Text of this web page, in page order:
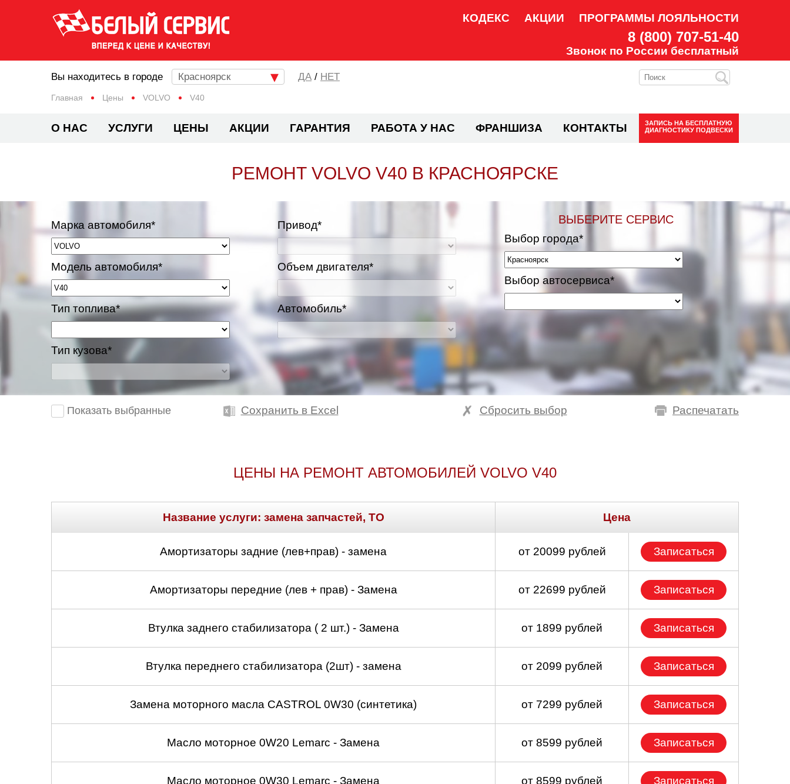
КОДЕКС АКЦИИ ПРОГРАММЫ ЛОЯЛЬНОСТИ
8 (800) 707-51-40
Звонок по России бесплатный
Главная Цены VOLVO V40
Вы находитесь в городе Красноярск / НЕТ
О НАС УСЛУГИ ЦЕНЫ АКЦИИ ГАРАНТИЯ РАБОТА У НАС ФРАНШИЗА КОНТАКТЫ ЗАПИСЬ НА БЕСПЛАТНУЮ
ДИАГНОСТИКУ ПОДВЕСКИ
РЕМОНТ VOLVO V40 В КРАСНОЯРСКЕ
Марка автомобиля*
Модель автомобиля*
Тип топлива*
Тип кузова*
Привод*
Объем двигателя*
Автомобиль*
ВЫБЕРИТЕ СЕРВИС
Выбор города*
Выбор автосервиса*
Показать выбранные Сохранить в Excel Распечатать
Сбросить выбор
ЦЕНЫ НА РЕМОНТ АВТОМОБИЛЕЙ VOLVO V40
Название услуги: замена запчастей, ТО Цена
Амортизаторы задние (лев+прав) - замена от 20099 рублей Записаться
Амортизаторы передние (лев + прав) - Замена от 22699 рублей Записаться
Втулка заднего стабилизатора ( 2 шт.) - Замена от 1899 рублей Записаться
Втулка переднего стабилизатора (2шт) - замена от 2099 рублей Записаться
Замена моторного масла CASTROL 0W30 (синтетика) от 7299 рублей Записаться
Масло моторное 0W20 Lemarc - Замена от 8599 рублей Записаться
Масло моторное 0W30 Lemarc - Замена от 8599 рублей Записаться